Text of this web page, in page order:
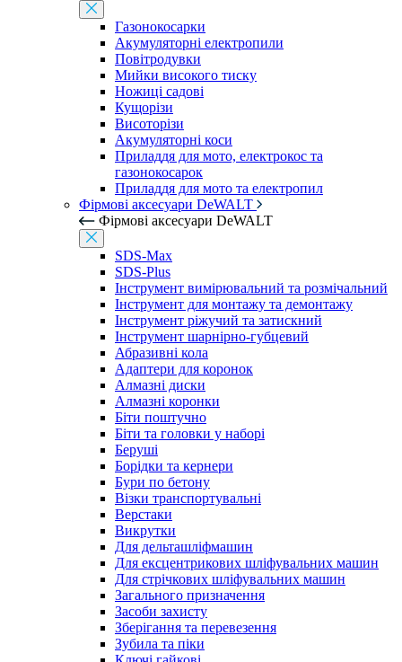
Газонокосарки
Акумуляторні електропили
Повітродувки
Мийки високого тиску
Ножиці садові
Кущорізи
Висоторізи
Акумуляторні коси
Приладдя для мото, електрокос та
газонокосарок
Приладдя для мото та електропил
Фірмові аксесуари DeWALT
Фірмові аксесуари DeWALT
SDS-Max
SDS-Plus
Інструмент вимірювальний та розмічальний
Інструмент для монтажу та демонтажу
Інструмент ріжучий та затискний
Інструмент шарнірно-губцевий
Абразивні кола
Адаптери для коронок
Алмазні диски
Алмазні коронки
Біти поштучно
Біти та головки у наборі
Беруші
Борідки та кернери
Бури по бетону
Візки транспортувальні
Верстаки
Викрутки
Для дельташліфмашин
Для ексцентрикових шліфувальних машин
Для стрічкових шліфувальних машин
Загального призначення
Засоби захисту
Зберігання та перевезення
Зубила та піки